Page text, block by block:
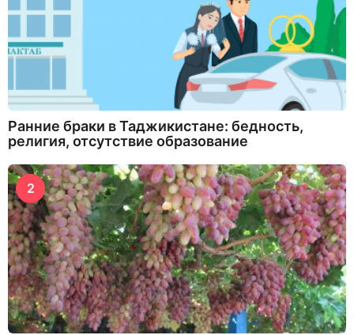
Ранние браки в Таджикистане: бедность,
религия, отсутствие образование
2